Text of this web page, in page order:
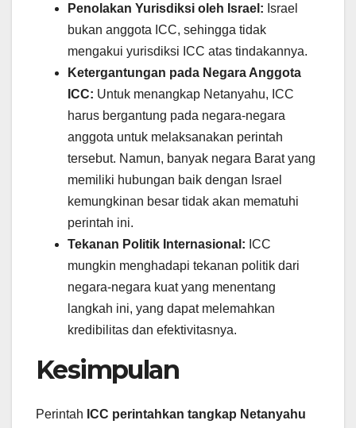
Penolakan Yurisdiksi oleh Israel: Israel
bukan anggota ICC, sehingga tidak
mengakui yurisdiksi ICC atas tindakannya.
Ketergantungan pada Negara Anggota
ICC: Untuk menangkap Netanyahu, ICC
harus bergantung pada negara-negara
anggota untuk melaksanakan perintah
tersebut. Namun, banyak negara Barat yang
memiliki hubungan baik dengan Israel
kemungkinan besar tidak akan mematuhi
perintah ini.
Tekanan Politik Internasional: ICC
mungkin menghadapi tekanan politik dari
negara-negara kuat yang menentang
langkah ini, yang dapat melemahkan
kredibilitas dan efektivitasnya.
Kesimpulan
Perintah ICC perintahkan tangkap Netanyahu